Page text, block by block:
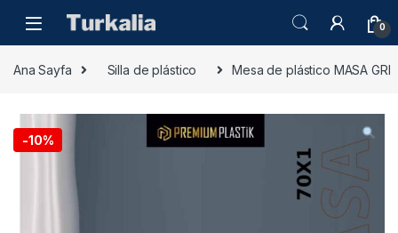
0
Ana Sayfa Silla de plástico Mesa de plástico MASA GRI
-10%